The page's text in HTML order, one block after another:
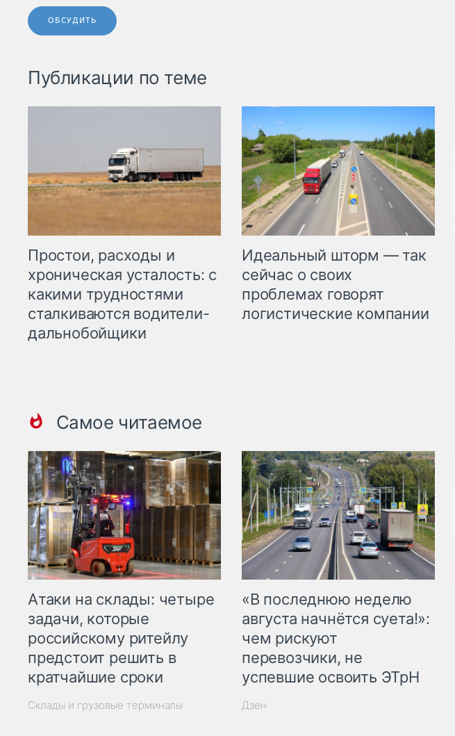
ОБСУДИТЬ
Публикации по теме
Простои, расходы и
хроническая усталость: с
какими трудностями
сталкиваются водители-
дальнобойщики
Идеальный шторм — так
сейчас о своих
проблемах говорят
логистические компании
Самое читаемое
Атаки на склады: четыре
задачи, которые
российскому ритейлу
предстоит решить в
кратчайшие сроки
Склады и грузовые терминалы
«В последнюю неделю
августа начнётся суета!»:
чем рискуют
перевозчики, не
успевшие освоить ЭТрН
Дзен